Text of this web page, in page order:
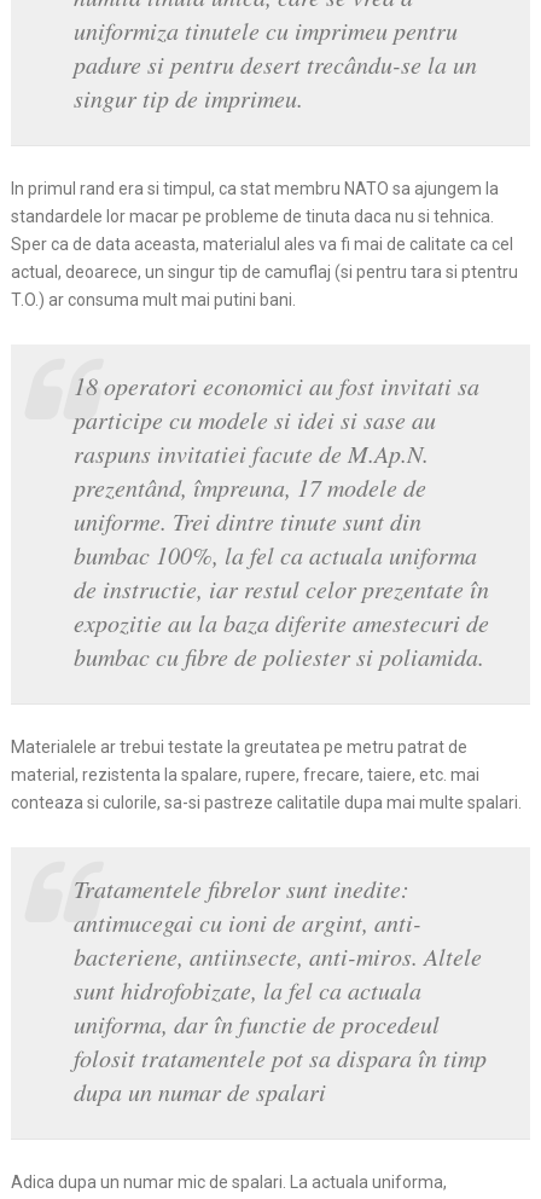
uniformiza tinutele cu imprimeu pentru
padure si pentru desert trecându-se la un
singur tip de imprimeu.
In primul rand era si timpul, ca stat membru NATO sa ajungem la
standardele lor macar pe probleme de tinuta daca nu si tehnica.
Sper ca de data aceasta, materialul ales va fi mai de calitate ca cel
actual, deoarece, un singur tip de camuflaj (si pentru tara si ptentru
T.O.) ar consuma mult mai putini bani.
18 operatori economici au fost invitati sa
participe cu modele si idei si sase au
raspuns invitatiei facute de M.Ap.N.
prezentând, împreuna, 17 modele de
uniforme. Trei dintre tinute sunt din
bumbac 100%, la fel ca actuala uniforma
de instructie, iar restul celor prezentate în
expozitie au la baza diferite amestecuri de
bumbac cu fibre de poliester si poliamida.
Materialele ar trebui testate la greutatea pe metru patrat de
material, rezistenta la spalare, rupere, frecare, taiere, etc. mai
conteaza si culorile, sa-si pastreze calitatile dupa mai multe spalari.
Tratamentele fibrelor sunt inedite:
antimucegai cu ioni de argint, anti-
bacteriene, antiinsecte, anti-miros. Altele
sunt hidrofobizate, la fel ca actuala
uniforma, dar în functie de procedeul
folosit tratamentele pot sa dispara în timp
dupa un numar de spalari
Adica dupa un numar mic de spalari. La actuala uniforma,